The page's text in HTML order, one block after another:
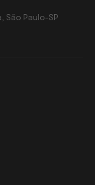
São Paulo-SP